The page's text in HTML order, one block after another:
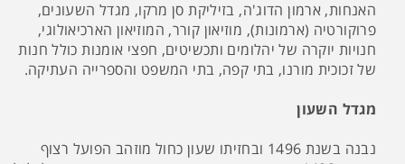
האנחות, ארמון הדוג'ה, בזיליקת סן מרקו, מגדל השעונים,
פרוקורטיה (ארמונות), מוזיאון קורר, המוזיאון הארכיאולוגי,
חנויות יוקרה של יהלומים ותכשיטים, חפצי אומנות כולל חנות
של זכוכית מורנו, בתי קפה, בתי המשפט והספרייה העתיקה.
מגדל השעון
נבנה בשנת 1496 ובחזיתו שעון כחול מוזהב הפועל רצוף